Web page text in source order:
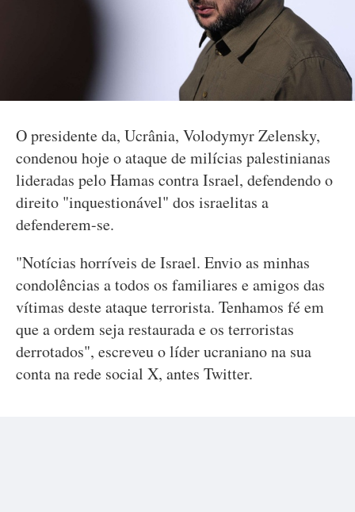
O presidente da, Ucrânia, Volodymyr Zelensky,
condenou hoje o ataque de milícias palestinianas
lideradas pelo Hamas contra Israel, defendendo o
direito "inquestionável" dos israelitas a
defenderem-se.
"Notícias horríveis de Israel. Envio as minhas
condolências a todos os familiares e amigos das
vítimas deste ataque terrorista. Tenhamos fé em
que a ordem seja restaurada e os terroristas
derrotados", escreveu o líder ucraniano na sua
conta na rede social X, antes Twitter.